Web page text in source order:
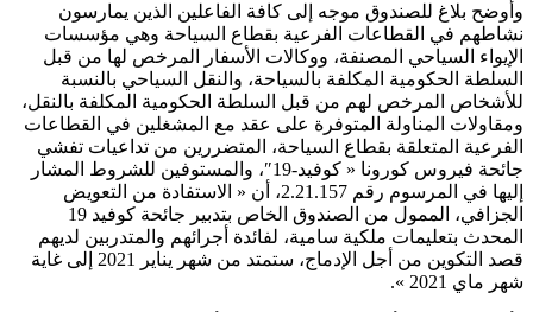
وأوضح بلاغ للصندوق موجه إلى كافة الفاعلين الذين يمارسون
نشاطهم في القطاعات الفرعية بقطاع السياحة وهي مؤسسات
الإيواء السياحي المصنفة، ووكالات الأسفار المرخص لها من قبل
السلطة الحكومية المكلفة بالسياحة، والنقل السياحي بالنسبة
للأشخاص المرخص لهم من قبل السلطة الحكومية المكلفة بالنقل،
ومقاولات المناولة المتوفرة على عقد مع المشغلين في القطاعات
الفرعية المتعلقة بقطاع السياحة، المتضررين من تداعيات تفشي
جائحة فيروس كورونا « كوفيد-19″، والمستوفين للشروط المشار
إليها في المرسوم رقم 2.21.157، أن « الاستفادة من التعويض
الجزافي، الممول من الصندوق الخاص بتدبير جائحة كوفيد 19
المحدث بتعليمات ملكية سامية، لفائدة أجرائهم والمتدربين لديهم
قصد التكوين من أجل الإدماج، ستمتد من شهر يناير 2021 إلى غاية
شهر ماي 2021 ».